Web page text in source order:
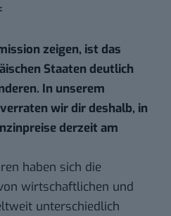
zeigen, ist das
Staaten deutlich
In unserem
wir dir deshalb, in
derzeit am
haben sich die
wirtschaftlichen und
unterschiedlich